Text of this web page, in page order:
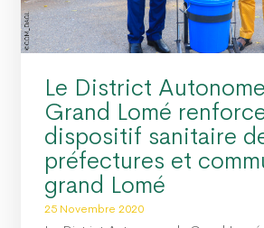
Le District
Grand Lomé
dispositif sanitaire
préfectures et
grand Lomé
25 Novembre 2020